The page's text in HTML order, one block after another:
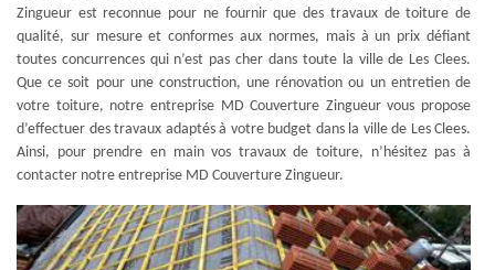
Zingueur est reconnue pour ne fournir que des travaux de toiture de
qualité, sur mesure et conformes aux normes, mais à un prix défiant
toutes concurrences qui n’est pas cher dans toute la ville de Les Clees.
Que ce soit pour une construction, une rénovation ou un entretien de
votre toiture, notre entreprise MD Couverture Zingueur vous propose
d’effectuer des travaux adaptés à votre budget dans la ville de Les Clees.
Ainsi, pour prendre en main vos travaux de toiture, n’hésitez pas à
contacter notre entreprise MD Couverture Zingueur.